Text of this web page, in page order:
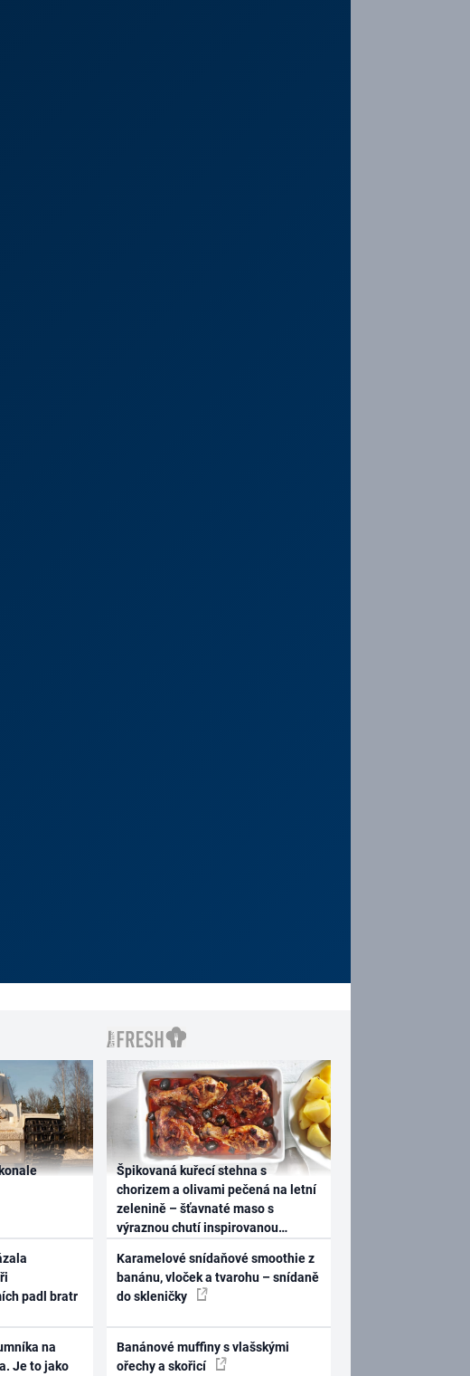
padl bratr
na
Je to jako
Špikovaná kuřecí stehna s
chorizem a olivami pečená na letní
zelenině – šťavnaté maso s
výraznou chutí inspirovanou
Karamelové snídaňové smoothie z
banánu, vloček a tvarohu – snídaně
do skleničky
Banánové muffiny s vlašskými
ořechy a skořicí